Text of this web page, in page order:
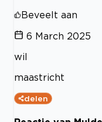
Beveelt aan
6 March 2025
wil
maastricht
delen